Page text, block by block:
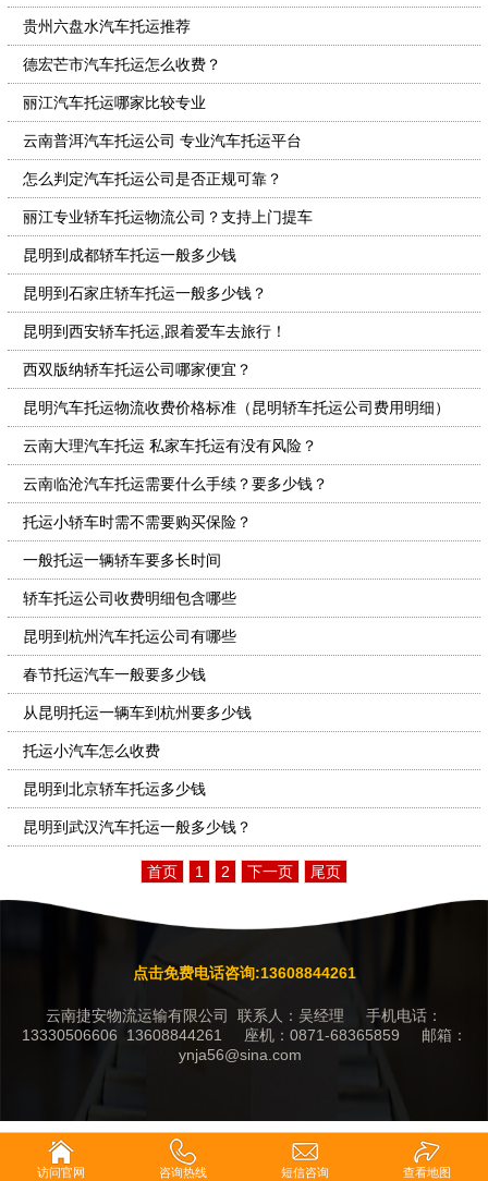
贵州六盘水汽车托运推荐
德宏芒市汽车托运怎么收费？
丽江汽车托运哪家比较专业
云南普洱汽车托运公司 专业汽车托运平台
怎么判定汽车托运公司是否正规可靠？
丽江专业轿车托运物流公司？支持上门提车
昆明到成都轿车托运一般多少钱
昆明到石家庄轿车托运一般多少钱？
昆明到西安轿车托运,跟着爱车去旅行！
西双版纳轿车托运公司哪家便宜？
昆明汽车托运物流收费价格标准（昆明轿车托运公司费用明细）
云南大理汽车托运 私家车托运有没有风险？
云南临沧汽车托运需要什么手续？要多少钱？
托运小轿车时需不需要购买保险？
一般托运一辆轿车要多长时间
轿车托运公司收费明细包含哪些
昆明到杭州汽车托运公司有哪些
春节托运汽车一般要多少钱
从昆明托运一辆车到杭州要多少钱
托运小汽车怎么收费
昆明到北京轿车托运多少钱
昆明到武汉汽车托运一般多少钱？
首页 1 2 下一页 尾页
点击免费电话咨询:13608844261
云南捷安物流运输有限公司 联系人：吴经理 手机电话：
13330506606 13608844261 座机：0871-68365859 邮箱：
ynja56@sina.com
返回首页 一键拨号 短信联系 在线咨询
访问官网 咨询热线 短信咨询 查看地图